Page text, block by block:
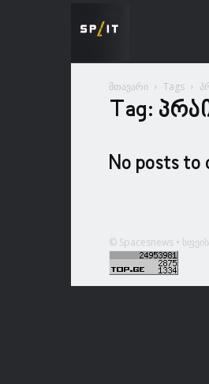
მთავარი Tags
Tag:
No posts to
© Spacesnews •